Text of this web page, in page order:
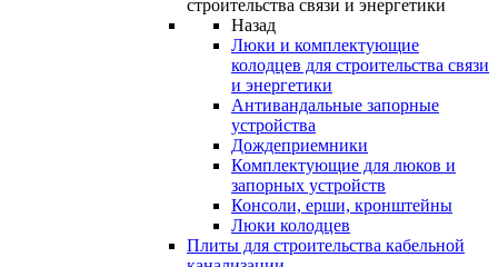
строительства связи и энергетики
Назад
Люки и комплектующие
колодцев для строительства связи
и энергетики
Антивандальные запорные
устройства
Дождеприемники
Комплектующие для люков и
запорных устройств
Консоли, ерши, кронштейны
Люки колодцев
Плиты для строительства кабельной